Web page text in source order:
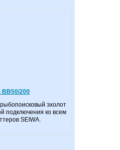
BB50/200
эхолот
подключения ко всем
SEIWA.